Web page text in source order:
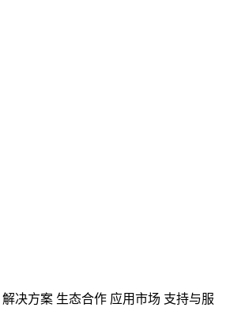
解决方案 生态合作 应用市场 支持与服